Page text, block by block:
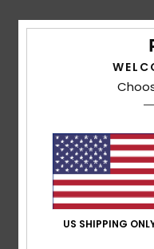
Mostra originale - Français
Comfort: 5/5 Rapporto
Colore: 5/5
Consiglio questo
US SHIPPING